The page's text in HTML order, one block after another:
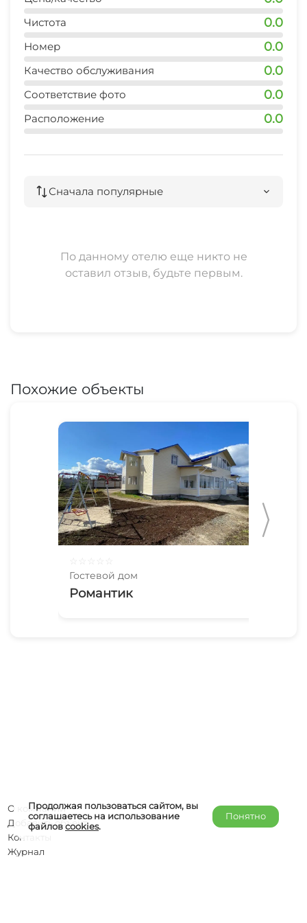
Чистота 0.0
Номер 0.0
Качество обслуживания 0.0
Соответствие фото 0.0
Расположение 0.0
Сначала популярные
По данному отелю еще никто не
оставил отзыв, будьте первым.
Похожие объекты
Гостевой дом
Романтик
Продолжая пользоваться сайтом, вы
соглашаетесь на использование
файловcookies.
Понятно
О компании
Добавить объект
Контакты
Журнал